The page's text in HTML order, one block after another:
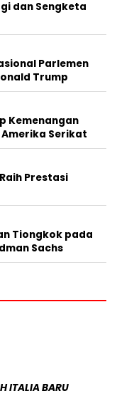
dan Sengketa
Parlemen
Trump
Kemenangan
Amerika Serikat
Prestasi
Tiongkok pada
Sachs
ITALIA BARU